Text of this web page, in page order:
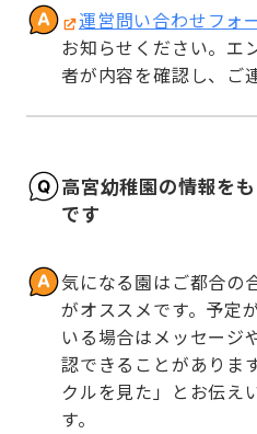
運営問い合わせフォ
お知らせください。エ
者が内容を確認し、ご
高宮幼稚園の情報を
です
気になる園はご都合の
がオススメです。予定
いる場合はメッセージ
認できることがありま
クルを見た」とお伝え
す。